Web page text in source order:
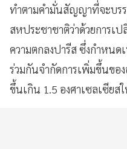
ทำตามคำมั่นสัญญาที่จะบร
สหประชาชาติว่าด้วยการเ
ความตกลงปารีส ซึ่งกำหนด
ร่วมกันจำกัดการเพิ่มขึ้นขอ
ขึ้นเกิน 1.5 องศาเซลเซียส